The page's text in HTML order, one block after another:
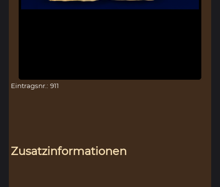
Eintragsnr.: 911
Zusatzinformationen